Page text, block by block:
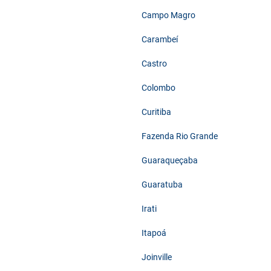
Campo Magro
Carambeí
Castro
Colombo
Curitiba
Fazenda Rio Grande
Guaraqueçaba
Guaratuba
Irati
Itapoá
Joinville